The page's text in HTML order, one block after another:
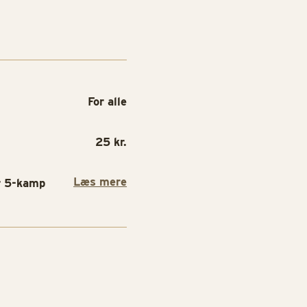
For alle
25 kr.
5-kamp Læs mere